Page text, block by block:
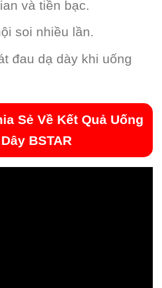
và tiền bạc.
soi nhiều lần.
đau dạ dày khi uống
Sẻ Về Kết Quả Uống
BSTAR